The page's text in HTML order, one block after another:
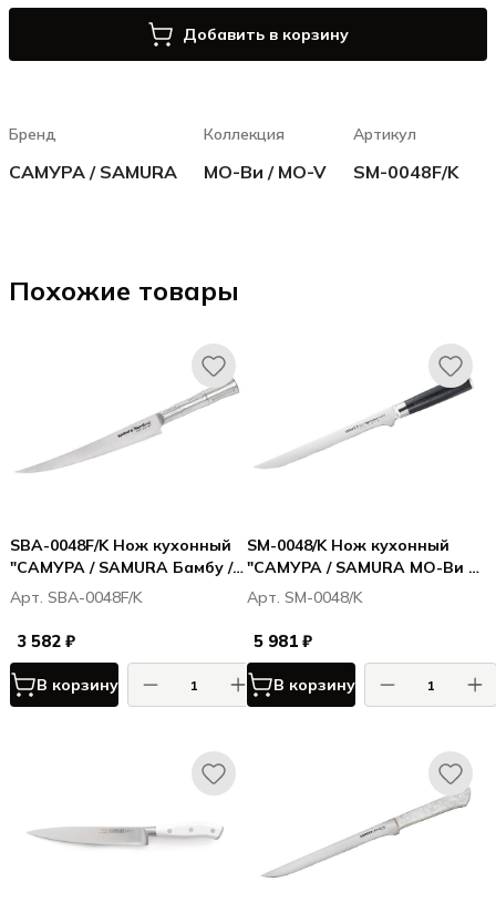
Добавить в корзину
Бренд
САМУРА / SAMURA
Коллекция
МО-Ви / MO-V
Артикул
SM-0048F/K
Похожие товары
SBA-0048F/K Нож кухонный
"САМУРА / SAMURA Бамбу /
Bamboo" филейный
Fisherman 224мм, AUS-8
Арт. SBA-0048F/K
3 582 ₽
В корзину
SM-0048/K Нож кухонный
"САМУРА / SAMURA МО-Ви /
MO-V" филейный 218 мм, G-
10
Арт. SM-0048/K
5 981 ₽
В корзину